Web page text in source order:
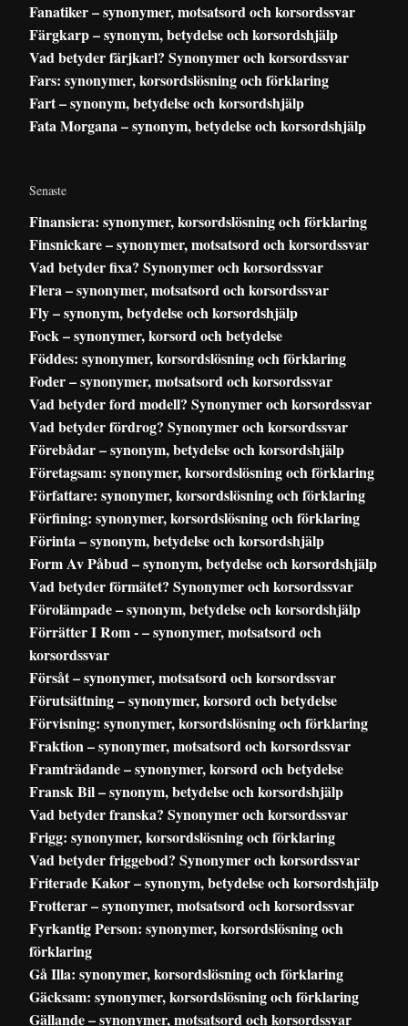
Fanatiker – synonymer, motsatsord och korsordssvar
Färgkarp – synonym, betydelse och korsordshjälp
Vad betyder färjkarl? Synonymer och korsordssvar
Fars: synonymer, korsordslösning och förklaring
Fart – synonym, betydelse och korsordshjälp
Fata Morgana – synonym, betydelse och korsordshjälp
Senaste
Finansiera: synonymer, korsordslösning och förklaring
Finsnickare – synonymer, motsatsord och korsordssvar
Vad betyder fixa? Synonymer och korsordssvar
Flera – synonymer, motsatsord och korsordssvar
Fly – synonym, betydelse och korsordshjälp
Fock – synonymer, korsord och betydelse
Föddes: synonymer, korsordslösning och förklaring
Foder – synonymer, motsatsord och korsordssvar
Vad betyder ford modell? Synonymer och korsordssvar
Vad betyder fördrog? Synonymer och korsordssvar
Förebådar – synonym, betydelse och korsordshjälp
Företagsam: synonymer, korsordslösning och förklaring
Författare: synonymer, korsordslösning och förklaring
Förfining: synonymer, korsordslösning och förklaring
Förinta – synonym, betydelse och korsordshjälp
Form Av Påbud – synonym, betydelse och korsordshjälp
Vad betyder förmätet? Synonymer och korsordssvar
Förolämpade – synonym, betydelse och korsordshjälp
Förrätter I Rom - – synonymer, motsatsord och
korsordssvar
Försåt – synonymer, motsatsord och korsordssvar
Förutsättning – synonymer, korsord och betydelse
Förvisning: synonymer, korsordslösning och förklaring
Fraktion – synonymer, motsatsord och korsordssvar
Framträdande – synonymer, korsord och betydelse
Fransk Bil – synonym, betydelse och korsordshjälp
Vad betyder franska? Synonymer och korsordssvar
Frigg: synonymer, korsordslösning och förklaring
Vad betyder friggebod? Synonymer och korsordssvar
Friterade Kakor – synonym, betydelse och korsordshjälp
Frotterar – synonymer, motsatsord och korsordssvar
Fyrkantig Person: synonymer, korsordslösning och
förklaring
Gå Illa: synonymer, korsordslösning och förklaring
Gäcksam: synonymer, korsordslösning och förklaring
Gällande – synonymer, motsatsord och korsordssvar